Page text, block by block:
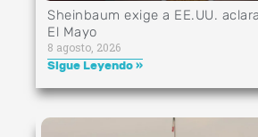
Sheinbaum exige a EE.UU.
El Mayo
8 agosto, 2026
Sigue Leyendo »